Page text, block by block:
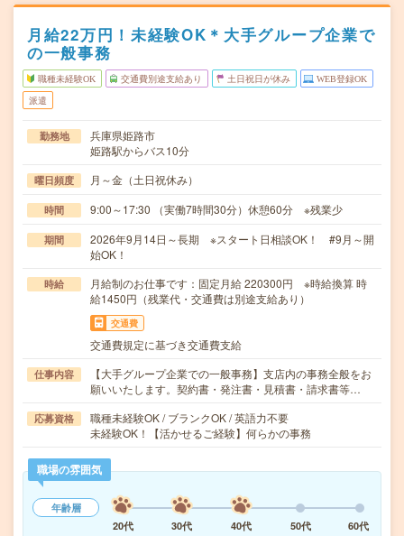
月給22万円！未経験OK＊大手グループ企業で
の一般事務
職種未経験OK 交通費別途支給あり 土日祝日が休み WEB登録OK
派遣
勤務地
兵庫県姫路市
姫路駅からバス10分
曜日頻度 月～金（土日祝休み）
時間 9:00～17:30 （実働7時間30分）休憩60分 ※残業少
期間
2026年9月14日～長期 ※スタート日相談OK！ #9月～開
始OK！
時給
月給制のお仕事です：固定月給 220300円 ※時給換算 時
給1450円（残業代・交通費は別途支給あり）
交通費
交通費規定に基づき交通費支給
仕事内容
【大手グループ企業での一般事務】支店内の事務全般をお
願いいたします。契約書・発注書・見積書・請求書等…
応募資格
職種未経験OK / ブランクOK / 英語力不要
未経験OK！【活かせるご経験】何らかの事務
職場の雰囲気
年齢層
20代
30代 40代 50代 60代